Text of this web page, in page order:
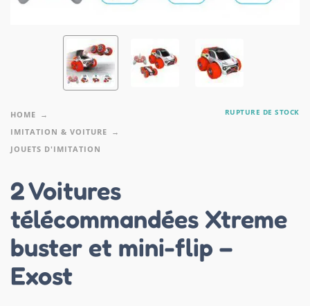
HOME
IMITATION & VOITURE
JOUETS D'IMITATION
RUPTURE DE STOCK
2 Voitures
télécommandées Xtreme
buster et mini-flip –
Exost